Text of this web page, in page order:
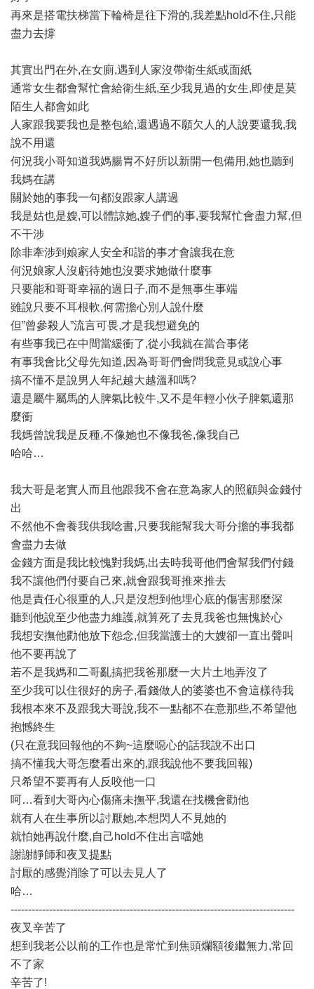
再來是搭電扶梯當下輪椅是往下滑的,我差點hold不住,只能
盡力去撐
其實出門在外,在女廁,遇到人家沒帶衛生紙或面紙
通常女生都會幫忙會給衛生紙,至少我見過的女生,即使是莫
陌生人都會如此
人家跟我要我也是整包給,還遇過不願欠人的人說要還我,我
說不用還
何況我小哥知道我媽腸胃不好所以新開一包備用,她也聽到
我媽在講
關於她的事我一句都沒跟家人講過
我是姑也是嫂,可以體諒她,嫂子們的事,要我幫忙會盡力幫,但
不干涉
除非牽涉到娘家人安全和諧的事才會讓我在意
何況娘家人沒虧待她也沒要求她做什麼事
只要能和哥哥幸福的過日子,而不是無事生事端
雖說只要不耳根軟,何需擔心別人說什麼
但”曾參殺人”流言可畏,才是我想避免的
有些事我已在中間當緩衝了,從小我就在當合事佬
有事我會比父母先知道,因為哥哥們會問我意見或說心事
搞不懂不是說男人年紀越大越溫和嗎?
還是屬牛屬馬的人脾氣比較牛,又不是年輕小伙子脾氣還那
麼衝
我媽曾說我是反種,不像她也不像我爸,像我自己
哈哈…
我大哥是老實人而且他跟我不會在意為家人的照顧與金錢付
出
不然他不會養我供我唸書,只要我能幫我大哥分擔的事我都
會盡力去做
金錢方面是我比較愧對我媽,出去時我哥他們會幫我們付錢
我不讓他們付要自己來,就會跟我哥推來推去
他是責任心很重的人,只是沒想到他埋心底的傷害那麼深
聽到他說至少他盡力維護,就算死了去見我爸也無愧於心
我想安撫他勸他放下怨念,但我當護士的大嫂卻一直出聲叫
他不要再說了
若不是我媽和二哥亂搞把我爸那麼一大片土地弄沒了
至少我可以住很好的房子,看錢做人的婆婆也不會這樣待我
我根本來不及跟我大哥說,我不一點都不在意那些,不希望他
抱憾終生
(只在意我回報他的不夠~這麼噁心的話我說不出口
搞不懂我大哥怎麼看出來的,跟我說他不要我回報)
只希望不要再有人反咬他一口
呵…看到大哥內心傷痛未撫平,我還在找機會勸他
就有人在生事所以討厭她,本想閃人不見她的
就怕她再說什麼,自己hold不住出言噹她
謝謝靜師和夜叉提點
討厭的感覺消除了可以去見人了
哈…
---------------------------------------------------------------------------------
夜叉辛苦了
想到我老公以前的工作也是常忙到焦頭爛額後繼無力,常回
不了家
辛苦了!